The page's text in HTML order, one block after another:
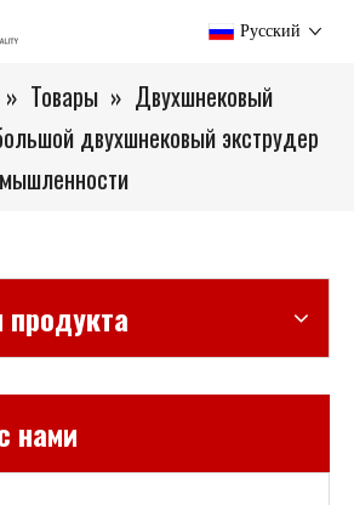
Pусский
» Товары » Двухшнековый
двухшнековый экструдер
продукта
нами